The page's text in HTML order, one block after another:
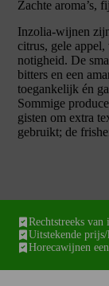
Zachte aroma’s,
Inzolia-wijnen
citrus, gele
notigheid. De
bitters en een
toegankelijk én
Sommige
gisten om extra
gebruikt; de
Rechtstreeks
Uitstekende
Horecawijnen